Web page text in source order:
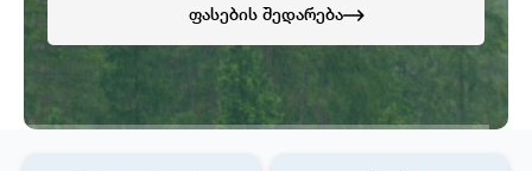
ფასების შედარება